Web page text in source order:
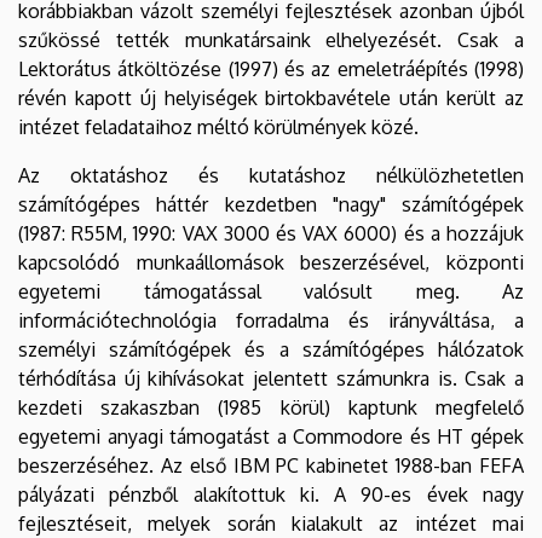
korábbiakban vázolt személyi fejlesztések azonban újból
szűkössé tették munkatársaink elhelyezését. Csak a
Lektorátus átköltözése (1997) és az emeletráépítés (1998)
révén kapott új helyiségek birtokbavétele után került az
intézet feladataihoz méltó körülmények közé.
Az oktatáshoz és kutatáshoz nélkülözhetetlen
számítógépes háttér kezdetben "nagy" számítógépek
(1987: R55M, 1990: VAX 3000 és VAX 6000) és a hozzájuk
kapcsolódó munkaállomások beszerzésével, központi
egyetemi támogatással valósult meg. Az
információtechnológia forradalma és irányváltása, a
személyi számítógépek és a számítógépes hálózatok
térhódítása új kihívásokat jelentett számunkra is. Csak a
kezdeti szakaszban (1985 körül) kaptunk megfelelő
egyetemi anyagi támogatást a Commodore és HT gépek
beszerzéséhez. Az első IBM PC kabinetet 1988-ban FEFA
pályázati pénzből alakítottuk ki. A 90-es évek nagy
fejlesztéseit, melyek során kialakult az intézet mai